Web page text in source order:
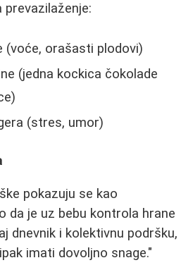
prevazilaženje:
(voće, orašasti plodovi)
(jedna kockica čokolade
(stres, umor)
pokazuju se kao
da je uz bebu kontrola hrane
dnevnik i kolektivnu podršku,
imati dovoljno snage."